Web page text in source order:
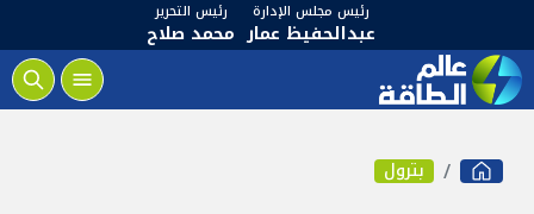
رئيس مجلس الإدارة
عبدالحفيظ عمار
رئيس التحرير
محمد صلاح
بترول